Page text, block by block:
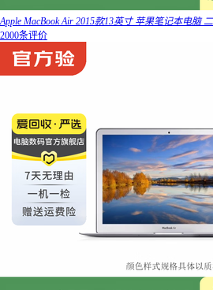
Apple MacBook Air 2015款13英寸 苹果笔记本电脑
2000条评价